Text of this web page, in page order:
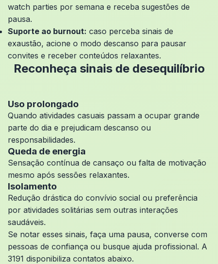
watch parties por semana e receba sugestões de
pausa.
Suporte ao burnout: caso perceba sinais de
exaustão, acione o modo descanso para pausar
convites e receber conteúdos relaxantes.
Reconheça sinais de desequilíbrio
Uso prolongado
Quando atividades casuais passam a ocupar grande
parte do dia e prejudicam descanso ou
responsabilidades.
Queda de energia
Sensação contínua de cansaço ou falta de motivação
mesmo após sessões relaxantes.
Isolamento
Redução drástica do convívio social ou preferência
por atividades solitárias sem outras interações
saudáveis.
Se notar esses sinais, faça uma pausa, converse com
pessoas de confiança ou busque ajuda profissional. A
3191 disponibiliza contatos abaixo.